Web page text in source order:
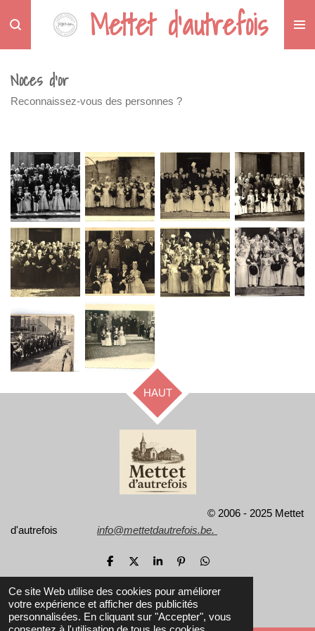
Ce site Web utilise des cookies pour améliorer
votre expérience et afficher des publicités
personnalisées. En cliquant sur "Accepter", vous
au
contenu
Mettet d'autrefois
Noces d'or
Reconnaissez-vous des personnes ?
HAUT
© 2006 - 2025 Mettet
d'autrefois info@mettetdautrefois.be.
P
a
t
a
g
e
P
a
r
t
a
g
e
P
a
t
a
g
e
É
p
n
g
l
e
P
a
t
g
e